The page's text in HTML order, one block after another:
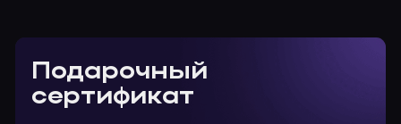
Подарочный
сертификат